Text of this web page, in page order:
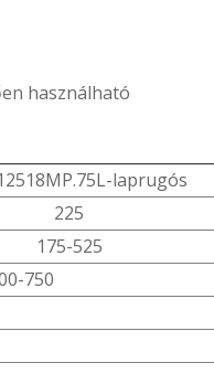
használható
laprugós
225
175-525
750